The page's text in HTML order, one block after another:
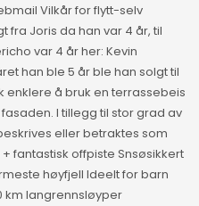
Vilkår for flytt-selv
fra Joris da han var 4 år, til
var 4 år her: Kevin
han ble 5 år ble han solgt til
enklere å bruk en terrassebeis
I tillegg til stor grad av
eller betraktes som
fantastisk offpiste Snsøsikkert
høyfjell Ideelt for barn
km langrennsløyper